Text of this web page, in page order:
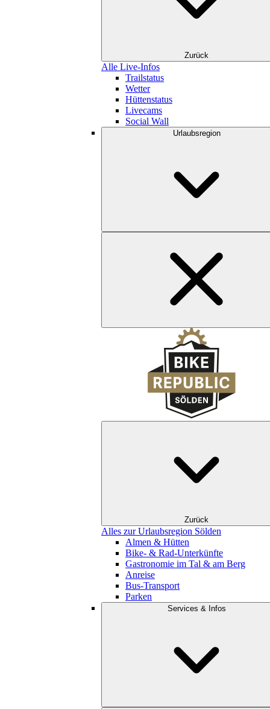
Zurück
Alle Live-Infos
Trailstatus
Wetter
Hüttenstatus
Livecams
Social Wall
Urlaubsregion
Zurück
Alles zur Urlaubsregion Sölden
Almen & Hütten
Bike- & Rad-Unterkünfte
Gastronomie im Tal & am Berg
Anreise
Bus-Transport
Parken
Services & Infos